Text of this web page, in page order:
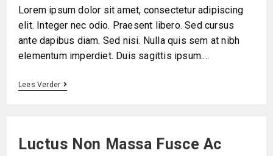
Lorem ipsum dolor sit amet, consectetur adipiscing
elit. Integer nec odio. Praesent libero. Sed cursus
ante dapibus diam. Sed nisi. Nulla quis sem at nibh
elementum imperdiet. Duis sagittis ipsum.…
Lees Verder
Luctus Non Massa Fusce Ac